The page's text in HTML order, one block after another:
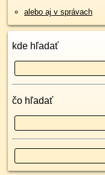
alebo aj v správach
kde hľadať
čo hľadať